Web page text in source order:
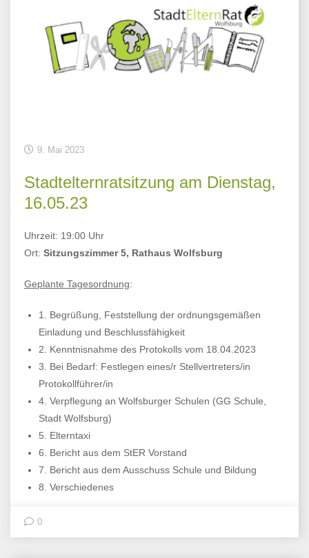
9. Mai 2023
Stadtelternratsitzung am Dienstag,
16.05.23
Uhrzeit: 19:00 Uhr
Ort: Sitzungszimmer 5, Rathaus Wolfsburg
Geplante Tagesordnung:
1. Begrüßung, Feststellung der ordnungsgemäßen
Einladung und Beschlussfähigkeit
2. Kenntnisnahme des Protokolls vom 18.04.2023
3. Bei Bedarf: Festlegen eines/r Stellvertreters/in
Protokollführer/in
4. Verpflegung an Wolfsburger Schulen (GG Schule,
Stadt Wolfsburg)
5. Elterntaxi
6. Bericht aus dem StER Vorstand
7. Bericht aus dem Ausschuss Schule und Bildung
8. Verschiedenes
0